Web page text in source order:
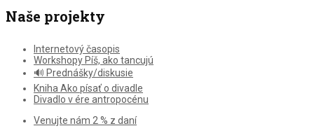
Naše projekty
Internetový časopis
Workshopy Píš, ako tancujú
🔊 Prednášky/diskusie
Kniha Ako písať o divadle
Divadlo v ére antropocénu
Venujte nám 2 % z daní